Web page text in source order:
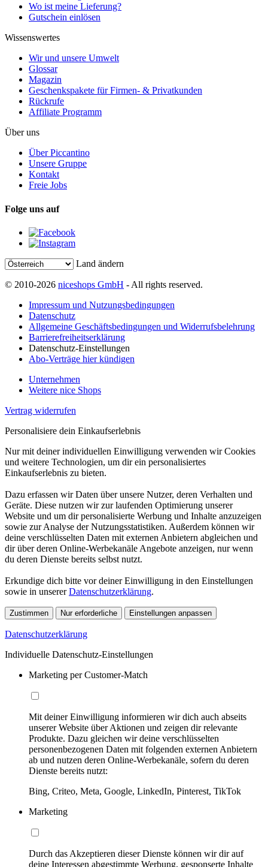
Wo ist meine Lieferung?
Gutschein einlösen
Wissenswertes
Wir und unsere Umwelt
Glossar
Magazin
Geschenkspakete für Firmen- & Privatkunden
Rückrufe
Affiliate Programm
Über uns
Über Piccantino
Unsere Gruppe
Kontakt
Freie Jobs
Folge uns auf
Land ändern
© 2010-2026 niceshops GmbH - All rights reserved.
Impressum und Nutzungsbedingungen
Datenschutz
Allgemeine Geschäftsbedingungen und Widerrufsbelehrung
Barrierefreiheitserklärung
Datenschutz-Einstellungen
Abo-Verträge hier kündigen
Unternehmen
Weitere nice Shops
Vertrag widerrufen
Personalisiere dein Einkaufserlebnis
Nur mit deiner individuellen Einwilligung verwenden wir Cookies
und weitere Technologien, um dir ein personalisiertes
Einkaufserlebnis zu bieten.
Dazu erfassen wir Daten über unsere Nutzer, deren Verhalten und
Geräte. Diese nutzen wir zur laufenden Optimierung unserer
Website und um dir personalisierte Werbung und Inhalte anzuzeigen
sowie zur Analyse der Nutzungsstatistiken. Außerdem können wir
deine verschlüsselten Daten mit externen Anbietern abgleichen und
dir über deren Online-Werbekanäle Angebote anzeigen, nur wenn
du deren Dienste bereits selbst nutzt.
Erkundige dich bitte vor deiner Einwilligung in den Einstellungen
sowie in unsererDatenschutzerklärung.
Zustimmen Nur erforderliche Einstellungen anpassen
Datenschutzerklärung
Individuelle Datenschutz-Einstellungen
Marketing per Customer-Match
Mit deiner Einwilligung informieren wir dich auch abseits
unserer Website über Aktionen und zeigen dir relevante
Produkte. Dazu gleichen wir deine verschlüsselten
personenbezogenen Daten mit folgenden externen Anbietern
ab und nutzen deren Online-Werbekanäle, sofern du deren
Dienste bereits nutzt:
Bing, Criteo, Meta, Google, LinkedIn, Pinterest, TikTok
Marketing
Durch das Akzeptieren dieser Dienste können wir dir auf
deine Interessen abgestimmte Werbung, gesponserte Inhalte